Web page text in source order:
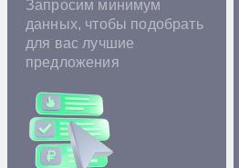
Запросим минимум
данных, чтобы подобрать
для вас лучшие
предложения